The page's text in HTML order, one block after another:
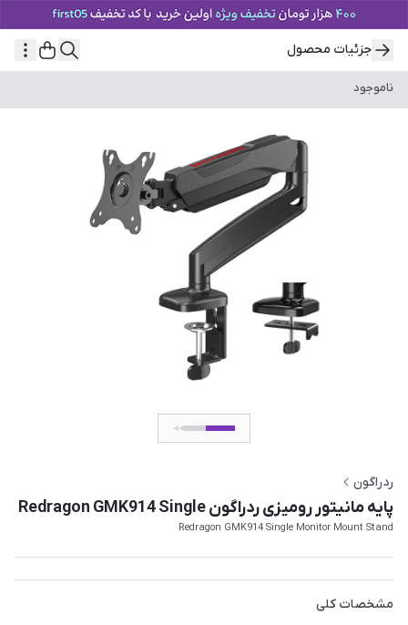
جزئیات محصول
ناموجود
ردراگون
پایه مانیتور رومیزی ردراگون Redragon GMK914 Single
Redragon GMK914 Single Monitor Mount Stand
مشخصات کلی